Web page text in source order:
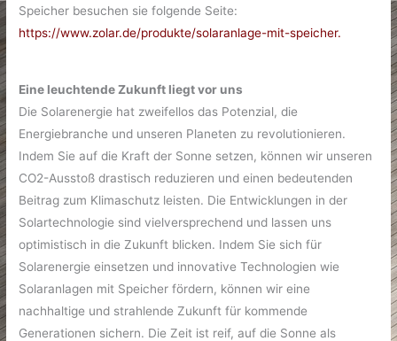
Speicher besuchen sie folgende Seite:
https://www.zolar.de/produkte/solaranlage-mit-speicher.
Eine leuchtende Zukunft liegt vor uns
Die Solarenergie hat zweifellos das Potenzial, die
Energiebranche und unseren Planeten zu revolutionieren.
Indem Sie auf die Kraft der Sonne setzen, können wir unseren
CO2-Ausstoß drastisch reduzieren und einen bedeutenden
Beitrag zum Klimaschutz leisten. Die Entwicklungen in der
Solartechnologie sind vielversprechend und lassen uns
optimistisch in die Zukunft blicken. Indem Sie sich für
Solarenergie einsetzen und innovative Technologien wie
Solaranlagen mit Speicher fördern, können wir eine
nachhaltige und strahlende Zukunft für kommende
Generationen sichern. Die Zeit ist reif, auf die Sonne als